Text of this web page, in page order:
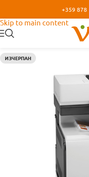
Skip to main content
+359 878
ИЗЧЕРПАН